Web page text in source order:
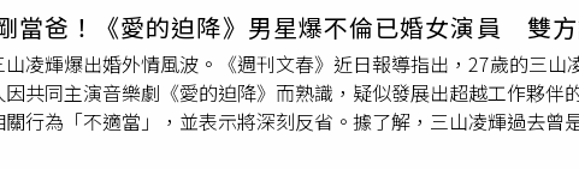
靈」為主題自由創作，將電影中的奇幻想像延伸為各具特色的鬼
邀請民眾走進奇幻世界。此外，台中補助暨協拍作品《怎麼可能
日晚間7時舉辦「台中拍講堂」，邀請導演蘇達親臨現場分享影
民眾與影視創作者交流，深化影視產業與城市文化的連結。八月
要回家》兩部新作。《這年夏天，愛之尋謎》為柏林金熊獎導演
聞中生父的旅程，是一段關於血緣、真相與自我認同的深刻告白
自己的圈子、跟姐妹相處，我們很少談到這些東西。」王偉忠認為
就是單純的好友關係，對於大S家中的細節與遺產分配，自己從未
沒有人會知道，也不可能講得清楚，只會跟律師說，這是很私密
透過法律途徑妥善解決。舞台劇《都更男女》將從8月14日起，
舞台劇 《都更男女》幫觀眾解悶，（左起）岑永康、曾珮瑜、壯
當爸！《愛的迫降》男星爆不倫已婚女演員 雙
凌輝爆出婚外情風波。《週刊文春》近日報導指出，27歲的三山
共同主演音樂劇《愛的迫降》而熟識，疑似發展出超越工作夥伴
行為「不適當」，並表示將深刻反省。據了解，三山凌輝過去曾
1億日圓引發爭議，最終離開團體。之後，他與日本知名演員水